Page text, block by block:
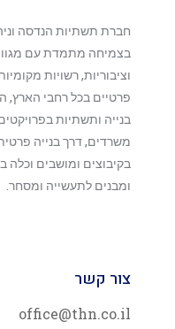
חברת תשתיות הנדסה
בצמיחה מתמדת עם
וציבוריות, רשויות
פרטיים בכל רחבי הארץ,
בנייה ותשתיות
משרדים, דרך בנייה
בקיבוצים ומושבים וכלה
ומבנים לתעשייה ומסחר.
צור קשר
office@thn.co.il